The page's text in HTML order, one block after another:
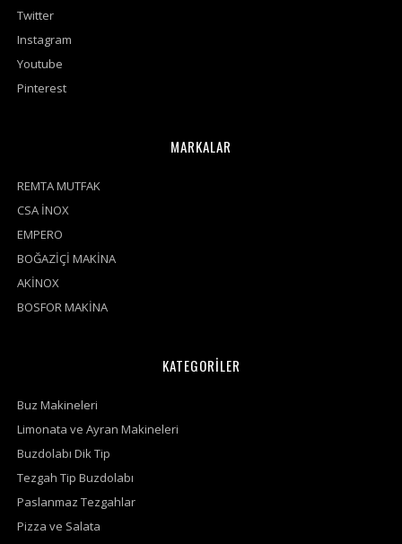
Twitter
Instagram
Youtube
Pinterest
MARKALAR
REMTA MUTFAK
CSA İNOX
EMPERO
BOĞAZİÇİ MAKİNA
AKİNOX
BOSFOR MAKİNA
KATEGORİLER
Buz Makineleri
Limonata ve Ayran Makineleri
Buzdolabı Dik Tip
Tezgah Tip Buzdolabı
Paslanmaz Tezgahlar
Pizza ve Salata